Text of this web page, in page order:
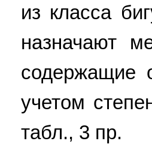
из класса
назначают
содержащие
учетом
табл., 3 пр.